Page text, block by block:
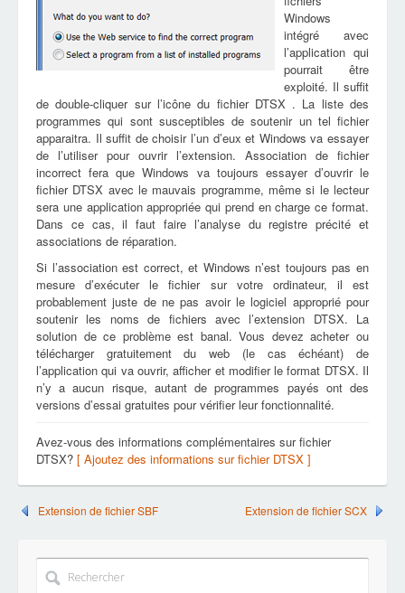
Windows
intégré avec
l’application qui
pourrait être
exploité. Il suffit
de double-cliquer sur l’icône du fichier DTSX . La liste des
programmes qui sont susceptibles de soutenir un tel fichier
apparaitra. Il suffit de choisir l’un d’eux et Windows va essayer
de l’utiliser pour ouvrir l’extension. Association de fichier
incorrect fera que Windows va toujours essayer d’ouvrir le
fichier DTSX avec le mauvais programme, même si le lecteur
sera une application appropriée qui prend en charge ce format.
Dans ce cas, il faut faire l’analyse du registre précité et
associations de réparation.
Si l’association est correct, et Windows n’est toujours pas en
mesure d’exécuter le fichier sur votre ordinateur, il est
probablement juste de ne pas avoir le logiciel approprié pour
soutenir les noms de fichiers avec l’extension DTSX. La
solution de ce problème est banal. Vous devez acheter ou
télécharger gratuitement du web (le cas échéant) de
l’application qui va ouvrir, afficher et modifier le format DTSX. Il
n’y a aucun risque, autant de programmes payés ont des
versions d’essai gratuites pour vérifier leur fonctionnalité.
Avez-vous des informations complémentaires sur fichier
DTSX? [ Ajoutez des informations sur fichier DTSX ]
Extension de fichier SBF Extension de fichier SCX